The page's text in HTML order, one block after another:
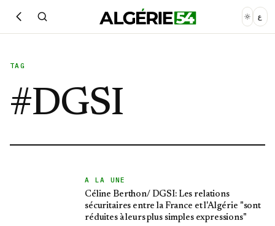
ع
TAG
#DGSI
A LA UNE
Céline Berthon/ DGSI: Les relations
sécuritaires entre la France et l'Algérie "sont
réduites à leurs plus simples expressions"